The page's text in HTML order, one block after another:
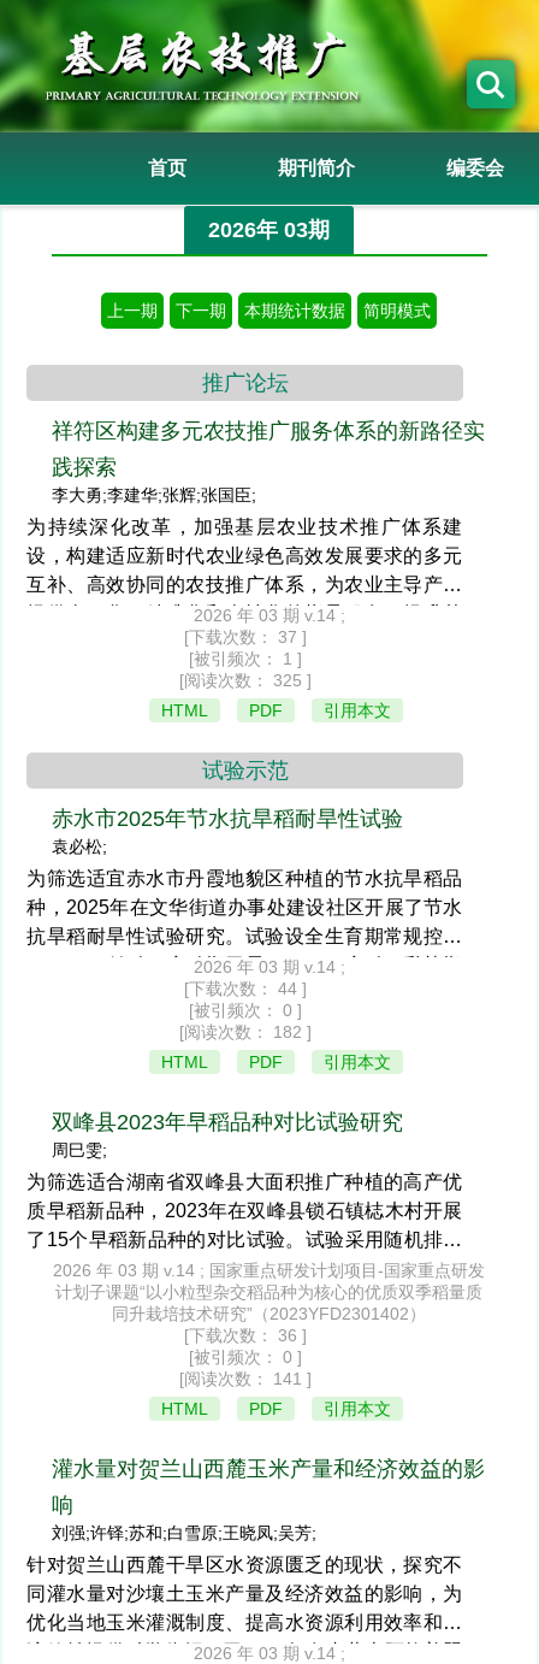
首页 期刊简介 编委会
2026年 03期
上一期 下一期 本期统计数据 简明模式
推广论坛
祥符区构建多元农技推广服务体系的新路径实
践探索
李大勇;李建华;张辉;张国臣;
为持续深化改革，加强基层农业技术推广体系建
设，构建适应新时代农业绿色高效发展要求的多元
互补、高效协同的农技推广体系，为农业主导产业
提供全程化、精准化和个性化的指导服务，提升基
层农技推广机构服务能力，祥符区基层农技推广人
员经多年实践探索，通过加强培育农业科技示范主
体，构建了“政府（基层农技推广体系）+农业科研
院所+新型农业生产经营主体+科技示范基地+农
户”多元农技推广服务体系的新路径，加快推进了先
进适用技术进村、入户、到田，粮油主要农作物大
面积单产提升成效明显，促进了农业增效，农民增
收。
2026 年 03 期 v.14 ;
[下载次数： 37 ]
[被引频次： 1 ]
[阅读次数： 325 ]
HTML
PDF 引用本文
试验示范
赤水市2025年节水抗旱稻耐旱性试验
袁必松;
为筛选适宜赤水市丹霞地貌区种植的节水抗旱稻品
种，2025年在文华街道办事处建设社区开展了节水
抗旱稻耐旱性试验研究。试验设全生育期常规控水
（T0）、始穗—齐穗期干旱（T1）、齐穗—乳熟期
干旱（T2）3个处理，对5个参试品种的耐旱性及产
量进行试验观察。结果表明：干旱胁迫导致所有品
种减产，但减产幅度因品种而异；旱优73在正常和
干旱胁迫下均表现最佳，产量高且降幅小，耐旱性
最强；香早优2017(CK)和旱优786的耐旱性中等；
旱优126和旱优78的耐旱性较弱。建议将旱优73作
为赤水市主推品种，并在生产上重点关注始穗—乳
熟期的水分管理。
2026 年 03 期 v.14 ;
[下载次数： 44 ]
[被引频次： 0 ]
[阅读次数： 182 ]
HTML
PDF 引用本文
双峰县2023年早稻品种对比试验研究
周巳雯;
为筛选适合湖南省双峰县大面积推广种植的高产优
质早稻新品种，2023年在双峰县锁石镇梽木村开展
了15个早稻新品种的对比试验。试验采用随机排列
设计，每个小区面积为0.013 hm2，比较了各品种的
生育期、产量、抗性及主要经济性状。结果表明，
陵两优1785的产量最高，达8 092.5 kg/hm
照品种陵两优69增产7.8%；钰两优611和煜两优
4156的产量分别为7 855.5 kg/hm2和7 926.0 kg/h
5.6%。在结实率方面，煜两优4156和陵两优268分
别达到90.4%和90.5%，表现优异。此外，钰两优
611、柒两优785和陵两优268的千粒重均为25.4
g，显示出良好的籽粒饱满度。综合分析认为，陵两
优1785、钰两优611和煜两优4156等品种表现优
良，适宜在双峰县推广种植，可显著提高当地水稻
产量和种植效益。
2026 年 03 期 v.14 ; 国家重点研发计划项目-国家重点研发
计划子课题“以小粒型杂交稻品种为核心的优质双季稻量质
同升栽培技术研究”（2023YFD2301402）
[下载次数： 36 ]
[被引频次： 0 ]
[阅读次数： 141 ]
HTML
PDF 引用本文
灌水量对贺兰山西麓玉米产量和经济效益的影
响
刘强;许铎;苏和;白雪原;王晓凤;吴芳;
针对贺兰山西麓干旱区水资源匮乏的现状，探究不
同灌水量对沙壤土玉米产量及经济效益的影响，为
优化当地玉米灌溉制度、提高水资源利用效率和经
济效益提供科学依据。于2024年在内蒙古阿拉善盟
2026 年 03 期 v.14 ;